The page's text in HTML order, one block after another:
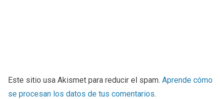
Este sitio usa Akismet para reducir el spam. Aprende cómo
se procesan los datos de tus comentarios.